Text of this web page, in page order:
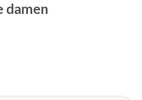
damen